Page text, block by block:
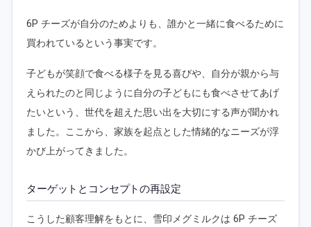
6P チーズが自分のためよりも、誰かと一緒に食べるために
買われているという事実です。
子どもが笑顔で食べる様子を見る喜びや、自分が親から与
えられたのと同じように自分の子どもにも食べさせてあげ
たいという、世代を超えた思い出を大切にする声が聞かれ
ました。ここから、家族を起点とした情緒的なニーズが浮
かび上がってきました。
ターゲットとコンセプトの再設定
こうした顧客理解をもとに、雪印メグミルクは 6P チーズ